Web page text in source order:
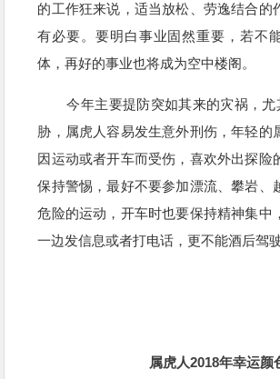
的工作狂来说，适当放松、劳逸结合的
有必要。要明白事业固然重要，若不
体，再好的事业也将成为空中楼阁。
今年主要提防突如其来的灾祸，尤
胁，属虎人容易发生意外刑伤，年轻的
因运动或者开车而受伤，喜欢外出探险
保持警惕，最好不要参加漂流、攀岩、
危险的运动，开车时也要保持精神集中
一边发信息或者打电话，更不能酒后驾驶
属虎人2018年幸运颜